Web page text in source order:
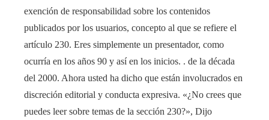
exención de responsabilidad sobre los contenidos
publicados por los usuarios, concepto al que se refiere el
artículo 230. Eres simplemente un presentador, como
ocurría en los años 90 y así en los inicios. . de la década
del 2000. Ahora usted ha dicho que están involucrados en
discreción editorial y conducta expresiva. «¿No crees que
puedes leer sobre temas de la sección 230?», Dijo